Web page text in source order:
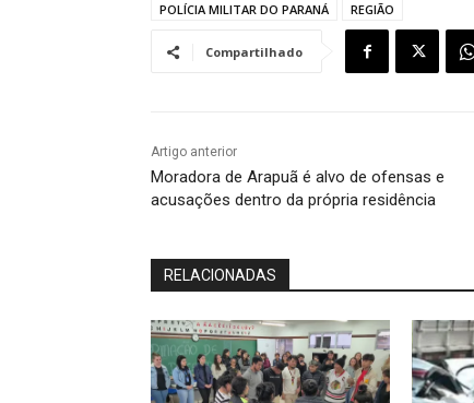
POLÍCIA MILITAR DO PARANÁ
REGIÃO
Compartilhado
Artigo anterior
Moradora de Arapuã é alvo de ofensas e
acusações dentro da própria residência
RELACIONADAS